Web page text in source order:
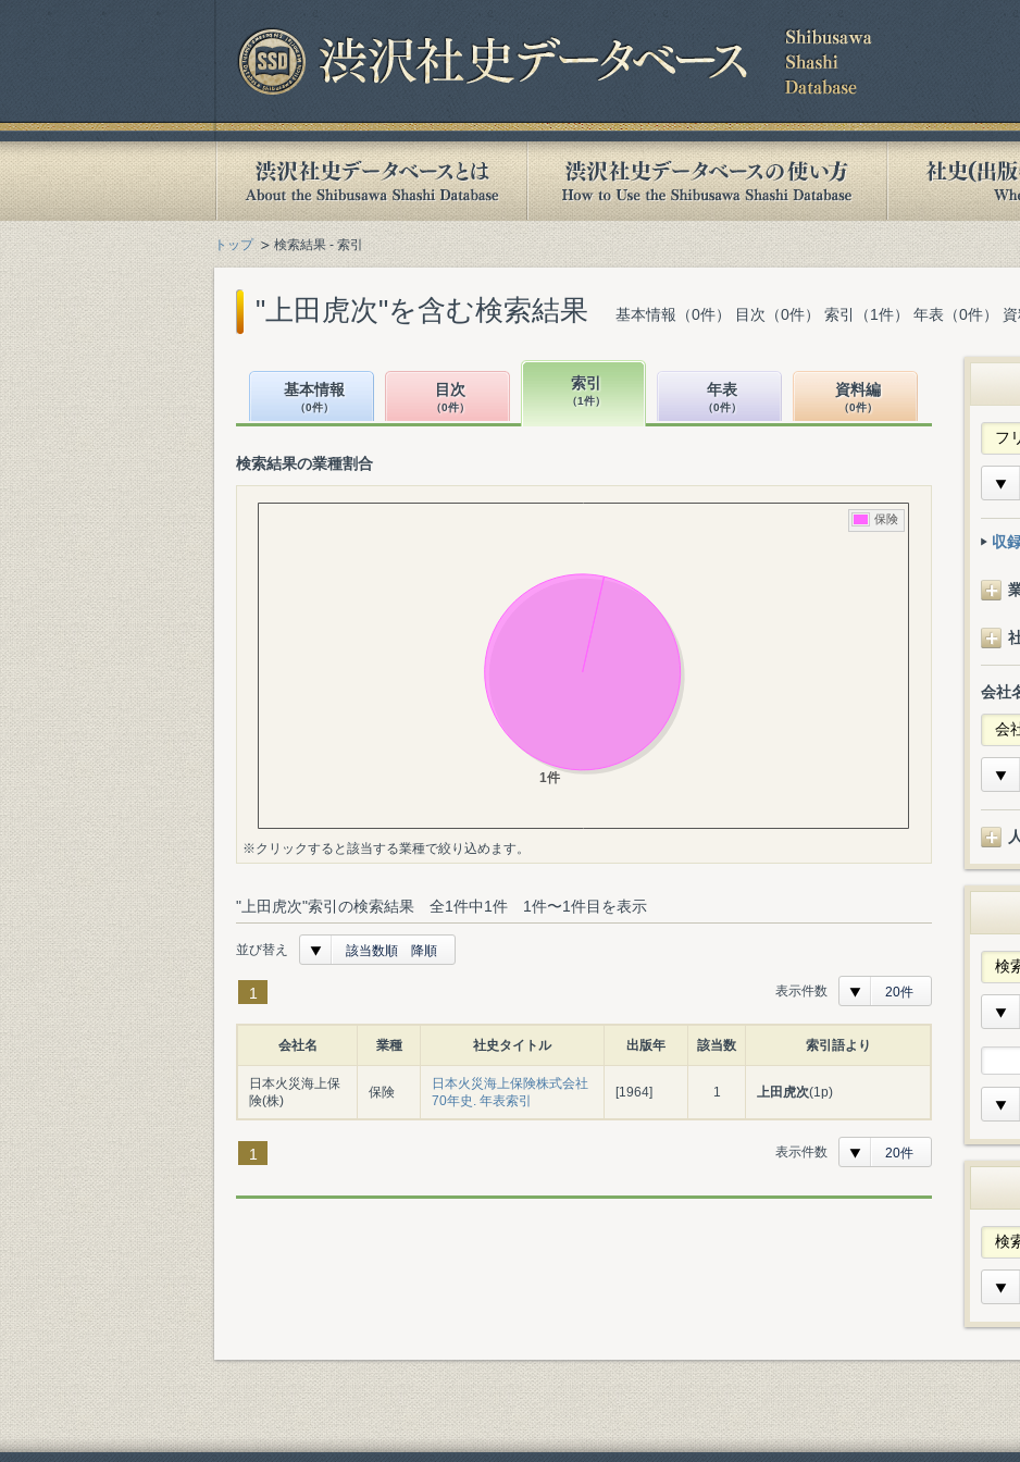
トップ 検索結果 - 索引
"上田虎次"を含む検索結果 基本情報（0件） 目次（0件） 索引（1件） 年表（0件） 資
基本情報
（0件）
目次
（0件）
索引
（1件）
年表
（0件）
資料編
（0件）
検索結果の業種割合
※クリックすると該当する業種で絞り込めます。
"上田虎次"索引の検索結果 全1件中1件 1件〜1件目を表示
並び替え 該当数順 降順
1 表示件数 20件
会社名 業種 社史タイトル 出版年 該当数 索引語より
日本火災海上保
険(株)
保険
日本火災海上保険株式会社
70年史. 年表索引
[1964] 1 上田虎次(1p)
1 表示件数 20件
収
会社